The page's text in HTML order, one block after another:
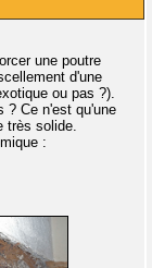
une poutre
d'une
ou pas ?).
? Ce n'est qu'une
très solide.
: